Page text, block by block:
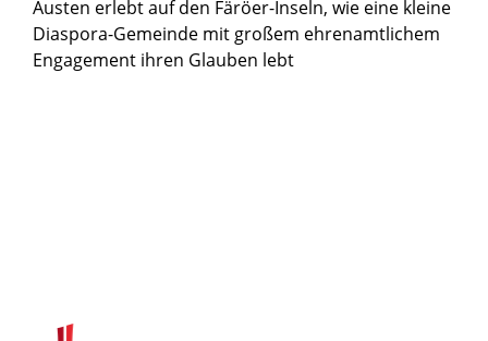
Austen erlebt auf den Färöer-Inseln, wie eine kleine
Diaspora-Gemeinde mit großem ehrenamtlichem
Engagement ihren Glauben lebt